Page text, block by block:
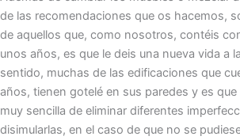
de las recomendaciones que os hacemos,
de aquellos que, como nosotros, contéis
unos años, es que le deis una nueva vida a
sentido, muchas de las edificaciones que
años, tienen gotelé en sus paredes y es
muy sencilla de eliminar diferentes
disimularlas, en el caso de que no se